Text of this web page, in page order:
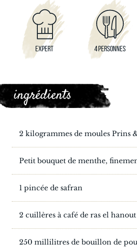
EXPERT 4 PERSONNES
ingrédients
2 kilogrammes de moules Prins
Petit bouquet de menthe,
1 pincée de safran
2 cuillères à café de ras el hanout
250 millilitres de bouillon de